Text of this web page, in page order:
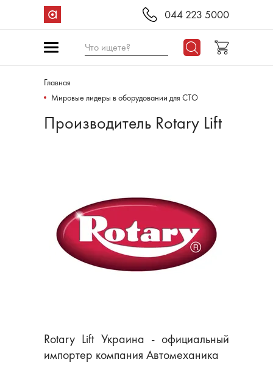
044 223 5000
Что ищете?
Главная
Мировые лидеры в оборудовании для СТО
Производитель Rotary Lift
Rotary Lift Украина - официальный
импортер компания Автомеханика